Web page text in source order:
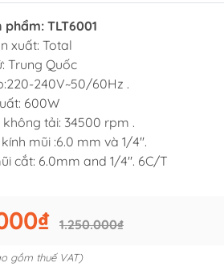
phẩm: TLT6001
xuất: Total
Trung Quốc
240V~50/60Hz .
600W
tải: 34500 rpm .
mũi :6.0 mm và 1/4''.
cắt: 6.0mm and 1/4". 6C/T
1.250.000₫
gồm thuế VAT)